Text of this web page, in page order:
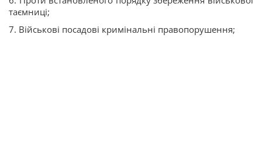
таємниці;
7. Військові посадові кримінальні правопорушення;